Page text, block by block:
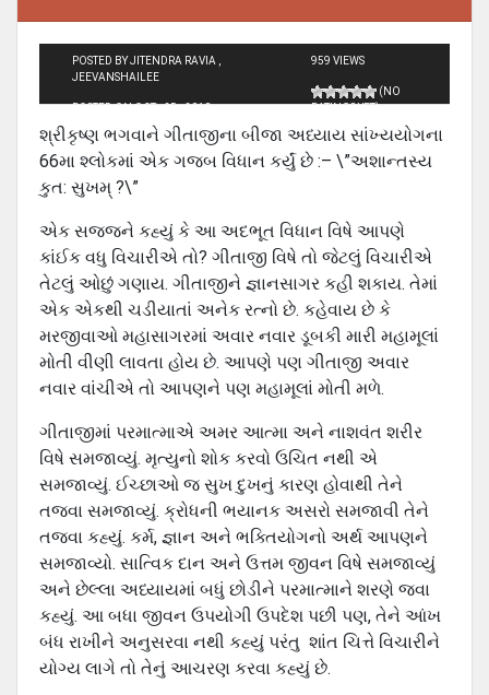
POSTED BY JITENDRA RAVIA ,
JEEVANSHAILEE
POSTED ON OCT - 25 - 2010
959 VIEWS
(NO
RATINGS YET)
શ્રીકૃષ્ણ ભગવાને ગીતાજીના બીજા અધ્યાય સાંખ્યયોગના
66મા શ્લોકમાં એક ગજબ વિધાન કર્યું છે :– \”અશાન્તસ્ય
કુત: સુખમ્ ?\”
એક સજ્જને કહ્યું કે આ અદભૂત વિધાન વિષે આપણે
કાંઈક વધુ વિચારીએ તો? ગીતાજી વિષે તો જેટલું વિચારીએ
તેટલું ઓછું ગણાય. ગીતાજીને જ્ઞાનસાગર કહી શકાય. તેમાં
એક એકથી ચડીયાતાં અનેક રત્નો છે. કહેવાય છે કે
મરજીવાઓ મહાસાગરમાં અવાર નવાર ડૂબકી મારી મહામૂલાં
મોતી વીણી લાવતા હોય છે. આપણે પણ ગીતાજી અવાર
નવાર વાંચીએ તો આપણને પણ મહામૂલાં મોતી મળે.
ગીતાજીમાં પરમાત્માએ અમર આત્મા અને નાશવંત શરીર
વિષે સમજાવ્યું. મૃત્યુનો શોક કરવો ઉચિત નથી એ
સમજાવ્યું. ઈચ્છાઓ જ સુખ દુખનું કારણ હોવાથી તેને
તજવા સમજાવ્યું. ક્રોધની ભયાનક અસરો સમજાવી તેને
તજવા કહ્યું. કર્મ, જ્ઞાન અને ભક્તિયોગનો અર્થ આપણને
સમજાવ્યો. સાત્વિક દાન અને ઉત્તમ જીવન વિષે સમજાવ્યું
અને છેલ્લા અધ્યાયમાં બધું છોડીને પરમાત્માને શરણે જવા
કહ્યું. આ બધા જીવન ઉપયોગી ઉપદેશ પછી પણ, તેને આંખ
બંધ રાખીને અનુસરવા નથી કહ્યું પરંતુ શાંત ચિત્તે વિચારીને
યોગ્ય લાગે તો તેનું આચરણ કરવા કહ્યું છે.